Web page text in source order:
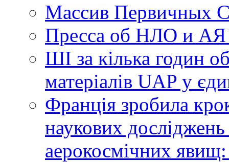
Массив Первичных
Пресса об НЛО и
ШІ за кілька годин
матеріалів UAP у
Франція зробила
наукових
аерокосмічних